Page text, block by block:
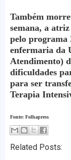
Também
semana, a
pelo programa
enfermaria da
Atendimento)
dificuldades
para ser
Terapia
Fonte: Folhapress
Related Posts: